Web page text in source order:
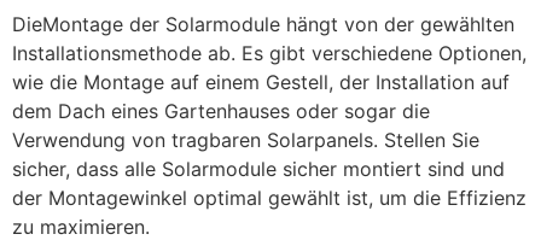
DieMontage der Solarmodule hängt von der gewählten
Installationsmethode ab. Es gibt verschiedene Optionen,
wie die Montage auf einem Gestell, der Installation auf
dem Dach eines Gartenhauses oder sogar die
Verwendung von tragbaren Solarpanels. Stellen Sie
sicher, dass alle Solarmodule sicher montiert sind und
der Montagewinkel optimal gewählt ist, um die Effizienz
zu maximieren.